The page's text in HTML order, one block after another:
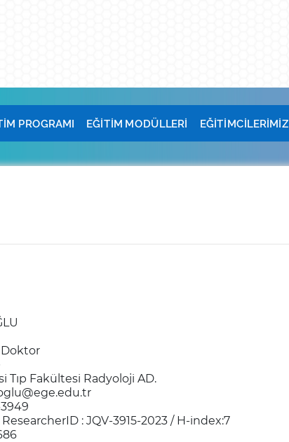
PROGRAMI EĞİTİM MODÜLLERİ EĞİTİMCİLERİMİZ
Tıp Fakültesi Radyoloji AD.
: JQV-3915-2023 / H-index:7